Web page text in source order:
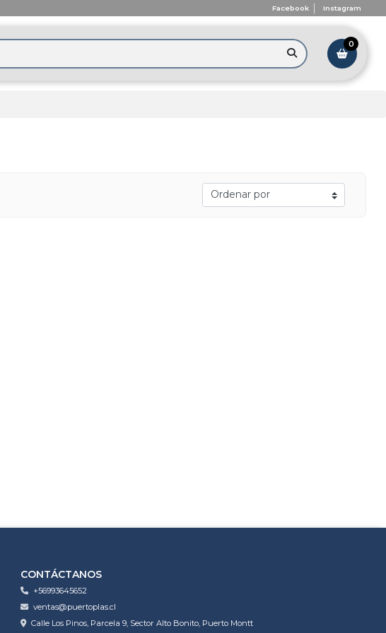
Facebook Instagram
0
CONTÁCTANOS
+56993645652
ventas@puertoplas.cl
Calle Los Pinos, Parcela 9, Sector Alto Bonito, Puerto Montt